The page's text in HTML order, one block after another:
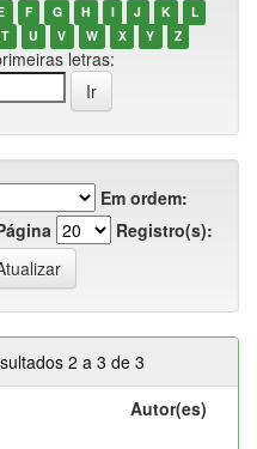
F G H I J K
L
T U V W X Y Z
letras:
Em ordem:
Registro(s):
2 a 3 de 3
Autor(es)